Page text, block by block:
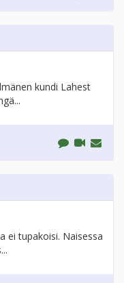
kundi Lahest
ei tupakoisi. Naisessa